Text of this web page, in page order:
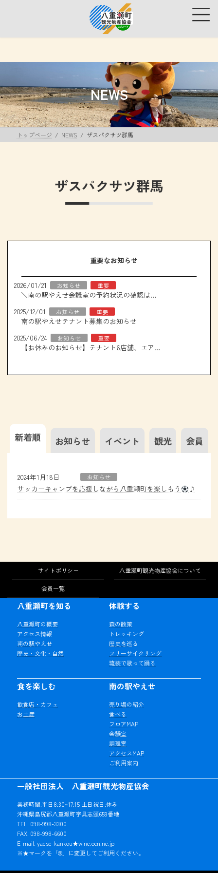
ス
プ
ン
動
NEWS
トップページ NEWS ザスパクサツ群馬
ザスパクサツ群馬
重要なお知らせ
2026/01/21 お知らせ 重要
＼南の駅やえせ会議室の予約状況の確認はこちら！／
2025/12/01
お知らせ 重要
南の駅やえせテナント募集のお知らせ
2025/06/24
お知らせ 重要
【お休みのお知らせ】テナント6店舗、エアコン取り換え工事について
新着順 お知らせ イベント 観光 会員
2024年1月18日 お知らせ
サッカーキャンプを応援しながら八重瀬町を楽しもう ♪
サイトポリシー 八重瀬町観光物産協会について
会員一覧
一般社団法人 八重瀬町観光物産協会
業務時間:平日8:30~17:15 土日祝日:休み
沖縄県島尻郡八重瀬町字具志頭659番地
TEL. 098-998-3300
FAX. 098-998-6600
E-mail. yaese-kankou★wine.ocn.ne.jp
※★マークを「@」に変更してご利用ください。
八重瀬町を知る
八重瀬町の概要
アクセス情報
南の駅やえせ
歴史・文化・自然
体験する
森の散策
トレッキング
歴史を巡る
フリーサイクリング
琉装で歌って踊る
食を楽しむ
飲食店・カフェ
お土産
南の駅やえせ
売り場の紹介
食べる
フロアMAP
会議室
調理室
アクセスMAP
ご利用案内